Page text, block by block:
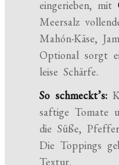
eingerieben, mit
Meersalz
Mahón-Käse,
Optional sorgt
leise Schärfe.
So schmeckt’s:
saftige Tomate
die Süße,
Die Toppings
Textur.